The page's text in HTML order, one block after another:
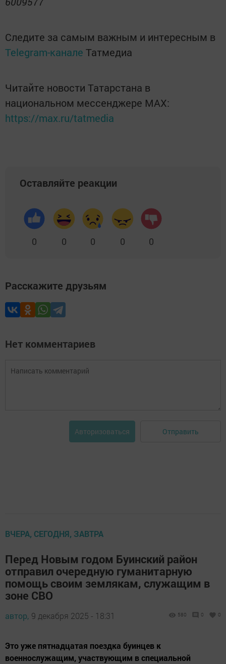
Следите за самым важным и интересным в
Telegram-канале Татмедиа
Читайте новости Татарстана в
национальном мессенджере MАХ:
https://max.ru/tatmedia
Оставляйте реакции
0 0 0 0 0
Расскажите друзьям
Нет комментариев
Авторизоваться Отправить
ВЧЕРА, СЕГОДНЯ, ЗАВТРА
Перед Новым годом Буинский район
отправил очередную гуманитарную
помощь своим землякам, служащим в
зоне СВО
автор, 9 декабря 2025 - 18:31 580 0 0
Это уже пятнадцатая поездка буинцев к
военнослужащим, участвующим в специальной